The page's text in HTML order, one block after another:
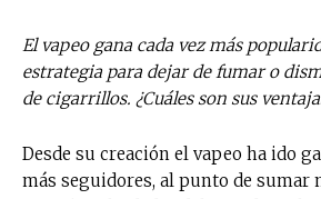
El vapeo gana cada vez más
estrategia para dejar de fumar o
de cigarrillos. ¿Cuáles son sus
Desde su creación el vapeo ha ido
más seguidores, al punto de sumar